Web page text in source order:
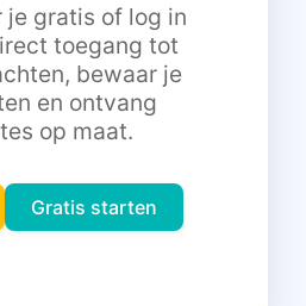
starten
je gratis of log in
toegang tot
bewaar je
en ontvang
op maat.
Gratis starten